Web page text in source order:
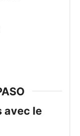
avec le